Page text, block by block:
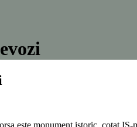
este monument istoric, cotat